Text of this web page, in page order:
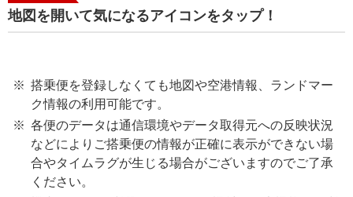
地図を開いて気になるアイコンをタップ！
搭乗便を登録しなくても地図や空港情報、ランドマー
ク情報の利用可能です。
各便のデータは通信環境やデータ取得元への反映状況
などによりご搭乗便の情報が正確に表示ができない場
合やタイムラグが生じる場合がございますのでご了承
ください。